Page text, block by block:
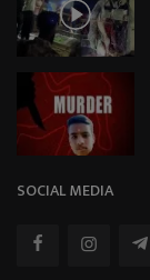
SOCIAL MEDIA